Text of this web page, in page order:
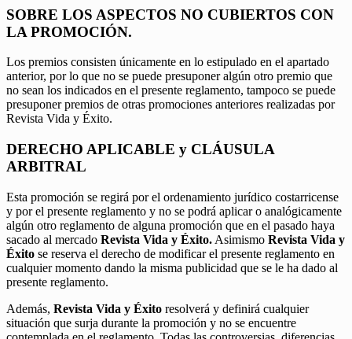
SOBRE LOS ASPECTOS NO CUBIERTOS CON
LA PROMOCIÓN.
Los premios consisten únicamente en lo estipulado en el apartado
anterior, por lo que no se puede presuponer algún otro premio que
no sean los indicados en el presente reglamento, tampoco se puede
presuponer premios de otras promociones anteriores realizadas por
Revista Vida y Éxito.
DERECHO APLICABLE y CLÁUSULA
ARBITRAL
Esta promoción se regirá por el ordenamiento jurídico costarricense
y por el presente reglamento y no se podrá aplicar o analógicamente
algún otro reglamento de alguna promoción que en el pasado haya
sacado al mercado Revista Vida y Éxito. Asimismo Revista Vida y
Éxito se reserva el derecho de modificar el presente reglamento en
cualquier momento dando la misma publicidad que se le ha dado al
presente reglamento.
Además, Revista Vida y Éxito resolverá y definirá cualquier
situación que surja durante la promoción y no se encuentre